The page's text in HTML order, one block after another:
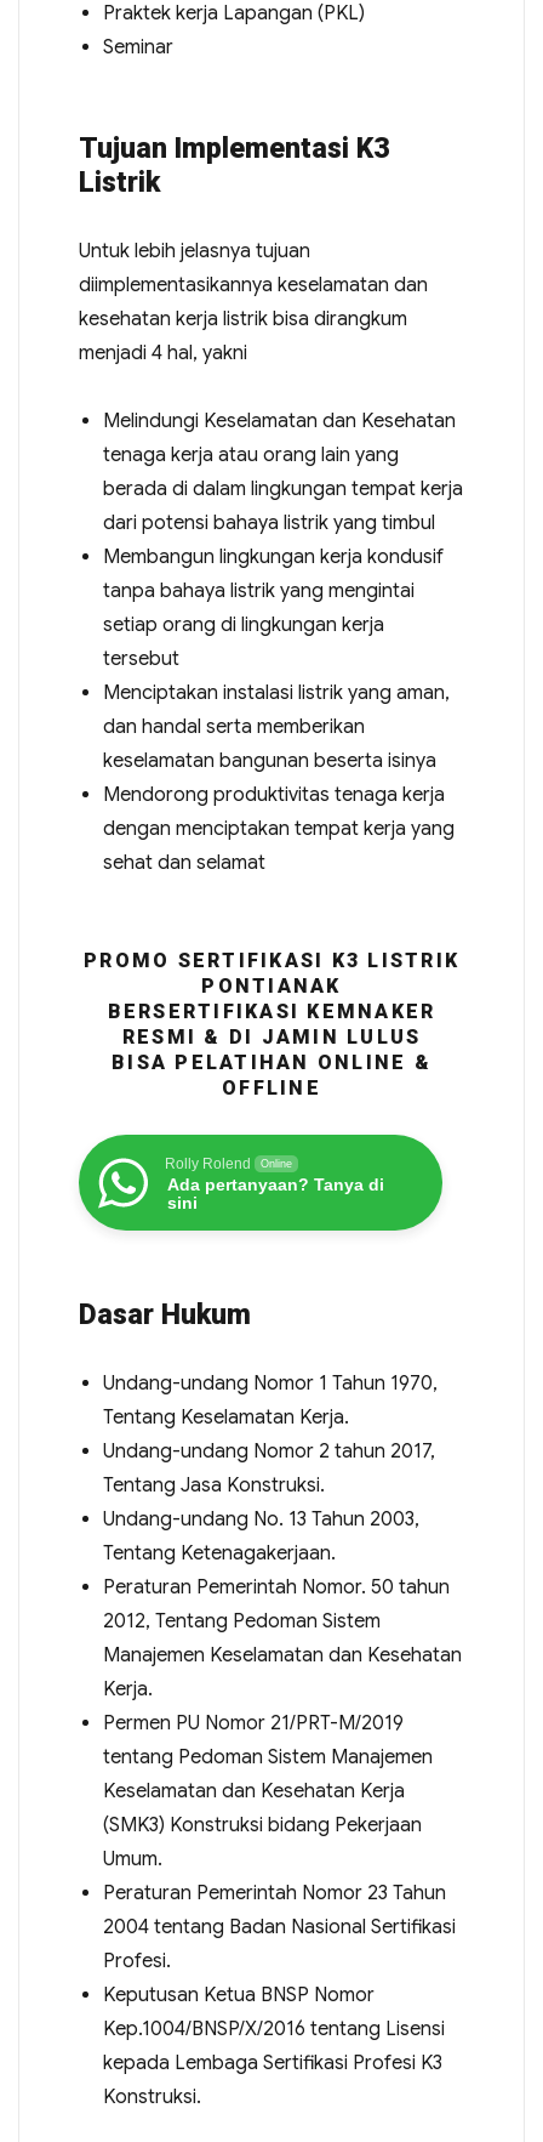
Praktek kerja Lapangan (PKL)
Seminar
Tujuan Implementasi K3
Listrik
Untuk lebih jelasnya tujuan
diimplementasikannya keselamatan dan
kesehatan kerja listrik bisa dirangkum
menjadi 4 hal, yakni
Melindungi Keselamatan dan Kesehatan
tenaga kerja atau orang lain yang
berada di dalam lingkungan tempat kerja
dari potensi bahaya listrik yang timbul
Membangun lingkungan kerja kondusif
tanpa bahaya listrik yang mengintai
setiap orang di lingkungan kerja
tersebut
Menciptakan instalasi listrik yang aman,
dan handal serta memberikan
keselamatan bangunan beserta isinya
Mendorong produktivitas tenaga kerja
dengan menciptakan tempat kerja yang
sehat dan selamat
PROMO SERTIFIKASI K3 LISTRIK
PONTIANAK
BERSERTIFIKASI KEMNAKER
RESMI & DI JAMIN LULUS
BISA PELATIHAN ONLINE &
OFFLINE
Rolly Rolend Online
Ada pertanyaan? Tanya di
sini
Dasar Hukum
Undang-undang Nomor 1 Tahun 1970,
Tentang Keselamatan Kerja.
Undang-undang Nomor 2 tahun 2017,
Tentang Jasa Konstruksi.
Undang-undang No. 13 Tahun 2003,
Tentang Ketenagakerjaan.
Peraturan Pemerintah Nomor. 50 tahun
2012, Tentang Pedoman Sistem
Manajemen Keselamatan dan Kesehatan
Kerja.
Permen PU Nomor 21/PRT-M/2019
tentang Pedoman Sistem Manajemen
Keselamatan dan Kesehatan Kerja
(SMK3) Konstruksi bidang Pekerjaan
Umum.
Peraturan Pemerintah Nomor 23 Tahun
2004 tentang Badan Nasional Sertifikasi
Profesi.
Keputusan Ketua BNSP Nomor
Kep.1004/BNSP/X/2016 tentang Lisensi
kepada Lembaga Sertifikasi Profesi K3
Konstruksi.